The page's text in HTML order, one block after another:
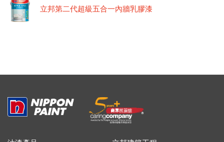
立邦第二代超級五合一內牆乳膠漆